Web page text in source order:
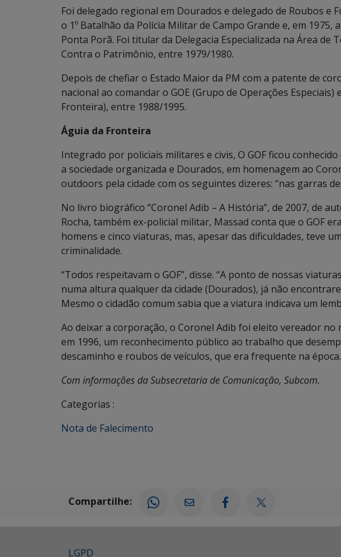
Foi delegado regional em Dourados e delegado de Roubos e
o 1º Batalhão da Polícia Militar de Campo Grande e, em 1975,
Ponta Porã. Foi titular da Delegacia Especializada na Área de
Contra o Patrimônio, entre 1979/1980.
Depois de chefiar o Estado Maior da PM com a patente de
nacional ao comandar o GOE (Grupo de Operações Especiais)
Fronteira), entre 1988/1995.
Águia da Fronteira
Integrado por policiais militares e civis, O GOF ficou conhecido
a sociedade organizada e Dourados, em homenagem ao
outdoors pela cidade com os seguintes dizeres: “nas garras
No livro biográfico “Coronel Adib – A História”, de 2007, de
Rocha, também ex-policial militar, Massad conta que o GOF
homens e cinco viaturas, mas, apesar das dificuldades, teve
criminalidade.
“Todos respeitavam o GOF”, disse. “A ponto de nossas
numa altura qualquer da cidade (Dourados), já não
Mesmo o cidadão comum sabia que a viatura indicava um
Ao deixar a corporação, o Coronel Adib foi eleito vereador
em 1996, um reconhecimento público ao trabalho que
descaminho e roubos de veículos, que era frequente na época.
Com informações da Subsecretaria de Comunicação, Subcom.
Categorias :
Nota de Falecimento
Compartilhe:
LGPD